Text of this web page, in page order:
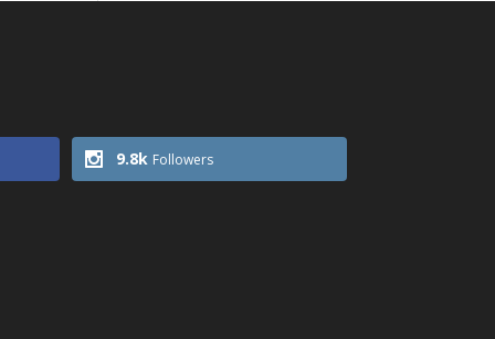
9.8k Followers